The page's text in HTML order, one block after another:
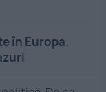
în Europa.